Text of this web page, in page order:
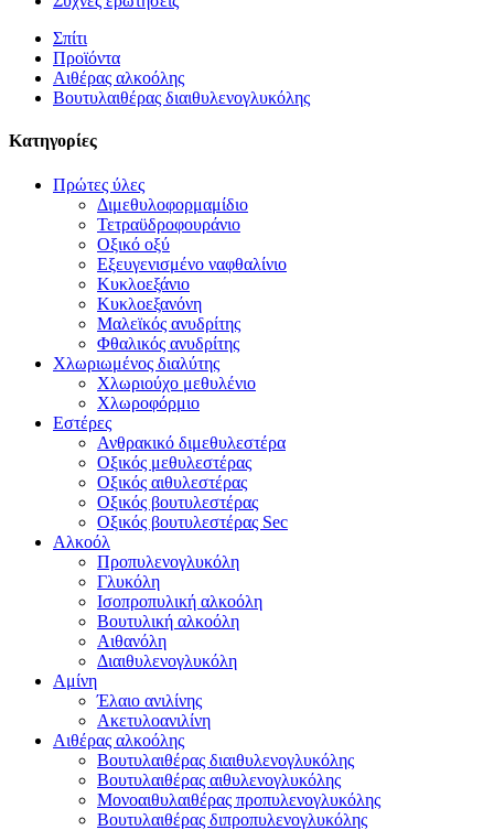
Σπίτι
Προϊόντα
Αιθέρας αλκοόλης
Βουτυλαιθέρας διαιθυλενογλυκόλης
Κατηγορίες
Πρώτες ύλες
Διμεθυλοφορμαμίδιο
Τετραϋδροφουράνιο
Οξικό οξύ
Εξευγενισμένο ναφθαλίνιο
Κυκλοεξάνιο
Κυκλοεξανόνη
Μαλεϊκός ανυδρίτης
Φθαλικός ανυδρίτης
Χλωριωμένος διαλύτης
Χλωριούχο μεθυλένιο
Χλωροφόρμιο
Εστέρες
Ανθρακικό διμεθυλεστέρα
Οξικός μεθυλεστέρας
Οξικός αιθυλεστέρας
Οξικός βουτυλεστέρας
Οξικός βουτυλεστέρας Sec
Αλκοόλ
Προπυλενογλυκόλη
Γλυκόλη
Ισοπροπυλική αλκοόλη
Βουτυλική αλκοόλη
Αιθανόλη
Διαιθυλενογλυκόλη
Αμίνη
Έλαιο ανιλίνης
Ακετυλοανιλίνη
Αιθέρας αλκοόλης
Βουτυλαιθέρας διαιθυλενογλυκόλης
Βουτυλαιθέρας αιθυλενογλυκόλης
Μονοαιθυλαιθέρας προπυλενογλυκόλης
Βουτυλαιθέρας διπροπυλενογλυκόλης